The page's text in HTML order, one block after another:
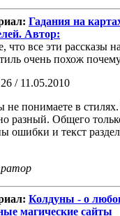
Гадания на
Автор:
что все эти рассказы
очень похож
/ 11.05.2010
не понимаете в
разный. Общего
ошибки и текст
Колдуны - о
магические сайты